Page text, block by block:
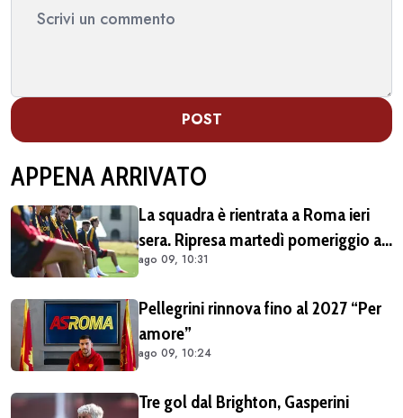
POST
APPENA ARRIVATO
La squadra è rientrata a Roma ieri
sera. Ripresa martedì pomeriggio a
Trigoria
ago 09, 10:31
Pellegrini rinnova fino al 2027 “Per
amore”
ago 09, 10:24
Tre gol dal Brighton, Gasperini